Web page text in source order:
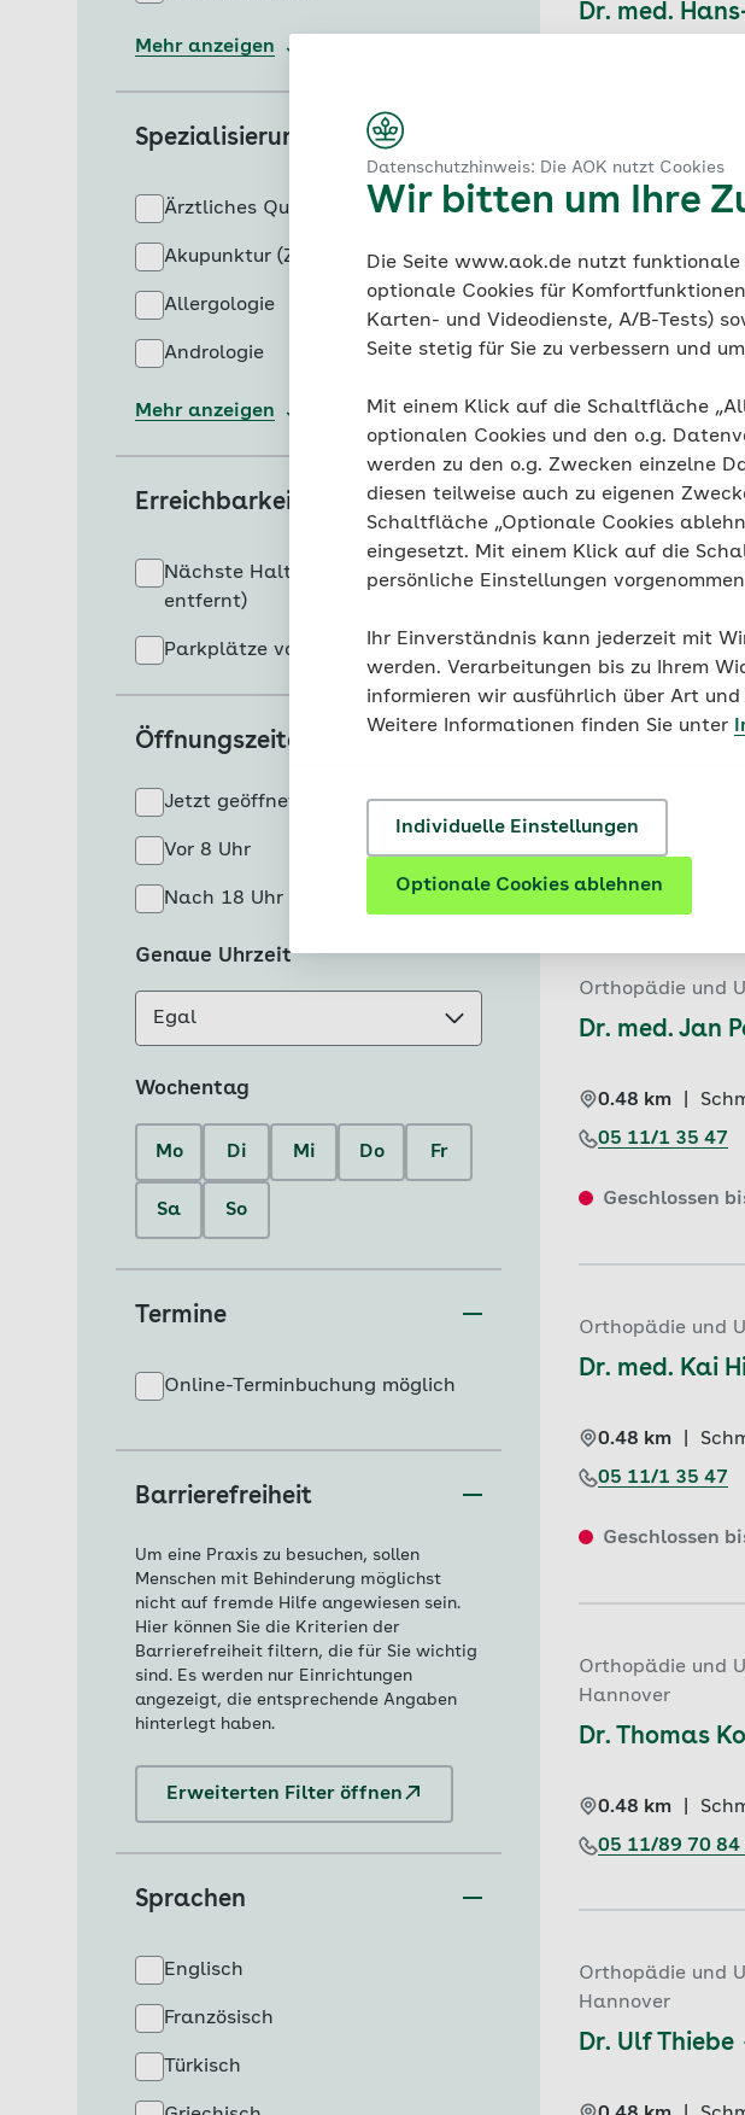
Datenschutzhinweis: Die AOK nutzt Cookies
Wir bitten um Ihre
Die Seite www.aok.de nutzt
optionale Cookies für
Karten- und Videodienste, A/B-Tests)
Seite stetig für Sie zu verbessern und
Mit einem Klick auf die Schaltfläche
optionalen Cookies und den o.g.
werden zu den o.g. Zwecken einzelne
diesen teilweise auch zu eigenen
Schaltfläche „Optionale Cookies
eingesetzt. Mit einem Klick auf die
persönliche Einstellungen
Ihr Einverständnis kann jederzeit mit
werden. Verarbeitungen bis zu Ihrem
informieren wir ausführlich über Art
Weitere Informationen finden Sie unter
Individuelle Einstellungen
Optionale Cookies ablehnen
Mehr anzeigen
Spezialisierungen
Ärztliches Qualitätsmanagement
Akupunktur (Zusatzbezeichnung)
Allergologie
Andrologie
Mehr anzeigen
Erreichbarkeit
Nächste Haltestelle (< 0,5 km
entfernt)
Parkplätze vorhanden
Öffnungszeiten
Jetzt geöffnet
Vor 8 Uhr
Nach 18 Uhr
Genaue Uhrzeit
Egal
Wochentag
Mo Di Mi Do Fr
Sa So
Termine
Online-Terminbuchung möglich
Barrierefreiheit
Um eine Praxis zu besuchen, sollen
Menschen mit Behinderung möglichst
nicht auf fremde Hilfe angewiesen sein.
Hier können Sie die Kriterien der
Barrierefreiheit filtern, die für Sie wichtig
sind. Es werden nur Einrichtungen
angezeigt, die entsprechende Angaben
hinterlegt haben.
Erweiterten Filter öffnen
Sprachen
Englisch
Französisch
Türkisch
Dr. med.
Geschlossen
Orthopädie und
Dr. med.
05 11/16 74 75
Geschlossen
Orthopädie und
Dr. med.
05 11/1 35 47
Geschlossen
Orthopädie und
Dr. med. Jan
0.48 km
05 11/1 35 47
Geschlossen
Orthopädie und
Dr. med. Kai
0.48 km
05 11/1 35 47
Geschlossen
Orthopädie und
Hannover
Dr. Thomas
0.48 km
05 11/89 70 84
Orthopädie und
Hannover
Dr. Ulf Thiebe